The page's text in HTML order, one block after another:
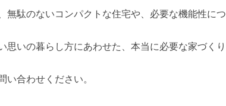
無駄のないコンパクトな住宅や、必要な機能性に
思いの暮らし方にあわせた、本当に必要な家づく
い合わせください。